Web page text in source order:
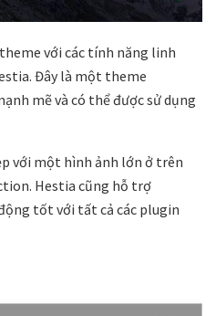
với các tính năng linh
Đây là một theme
mẽ và có thể được sử dụng
với một hình ảnh lớn ở trên
Hestia cũng hỗ trợ
tốt với tất cả các plugin